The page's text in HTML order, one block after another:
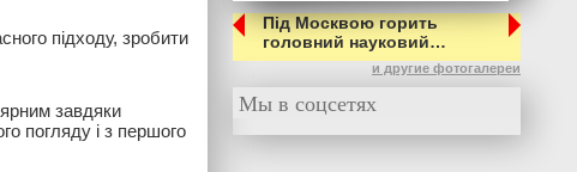
підходу, зробити
завдяки
погляду і з першого
Під Москвою горить
головний науковий…
и другие фотогалереи
Мы в соцсетях